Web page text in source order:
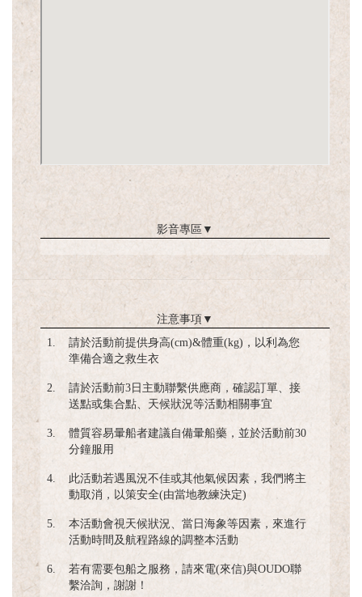
影音專區 ▼
注意事項 ▼
1.
請於活動前提供身高(cm)&體重(kg)，以利為您
準備合適之救生衣
2.
請於活動前3日主動聯繫供應商，確認訂單、接
送點或集合點、天候狀況等活動相關事宜
3.
體質容易暈船者建議自備暈船藥，並於活動前30
分鐘服用
4.
此活動若遇風況不佳或其他氣候因素，我們將主
動取消，以策安全(由當地教練決定)
5.
本活動會視天候狀況、當日海象等因素，來進行
活動時間及航程路線的調整本活動
6.
若有需要包船之服務，請來電(來信)與OUDO聯
繫洽詢，謝謝！